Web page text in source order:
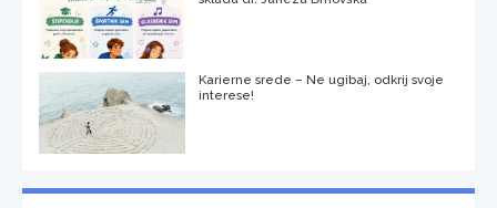
Karierne srede – Ne ugibaj, odkrij svoje
interese!